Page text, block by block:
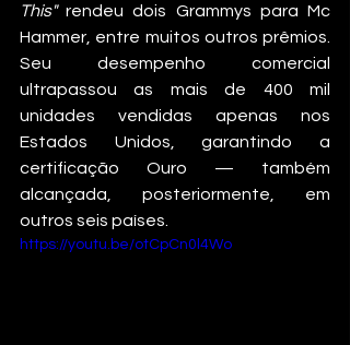
This" rendeu dois Grammys para Mc
Hammer, entre muitos outros prêmios.
Seu desempenho comercial
ultrapassou as mais de 400 mil
unidades vendidas apenas nos
Estados Unidos, garantindo a
certificação Ouro — também
alcançada, posteriormente, em
outros seis países.
https://youtu.be/otCpCn0l4Wo